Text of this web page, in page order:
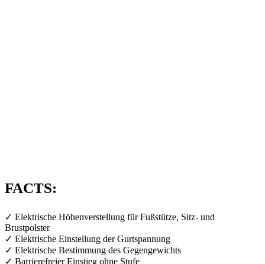
FACTS:
✓ Elektrische Höhenverstellung für Fußstütze, Sitz- und
Brustpolster
✓ Elektrische Einstellung der Gurtspannung
✓ Elektrische Bestimmung des Gegengewichts
✓ Barrierefreier Einstieg ohne Stufe